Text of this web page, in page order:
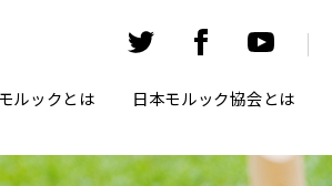
モルックとは 日本モルック協会とは